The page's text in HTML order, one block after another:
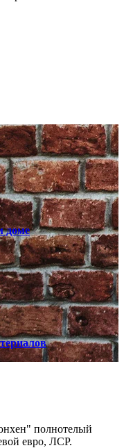
доме
полнотелый
евро, ЛСР.